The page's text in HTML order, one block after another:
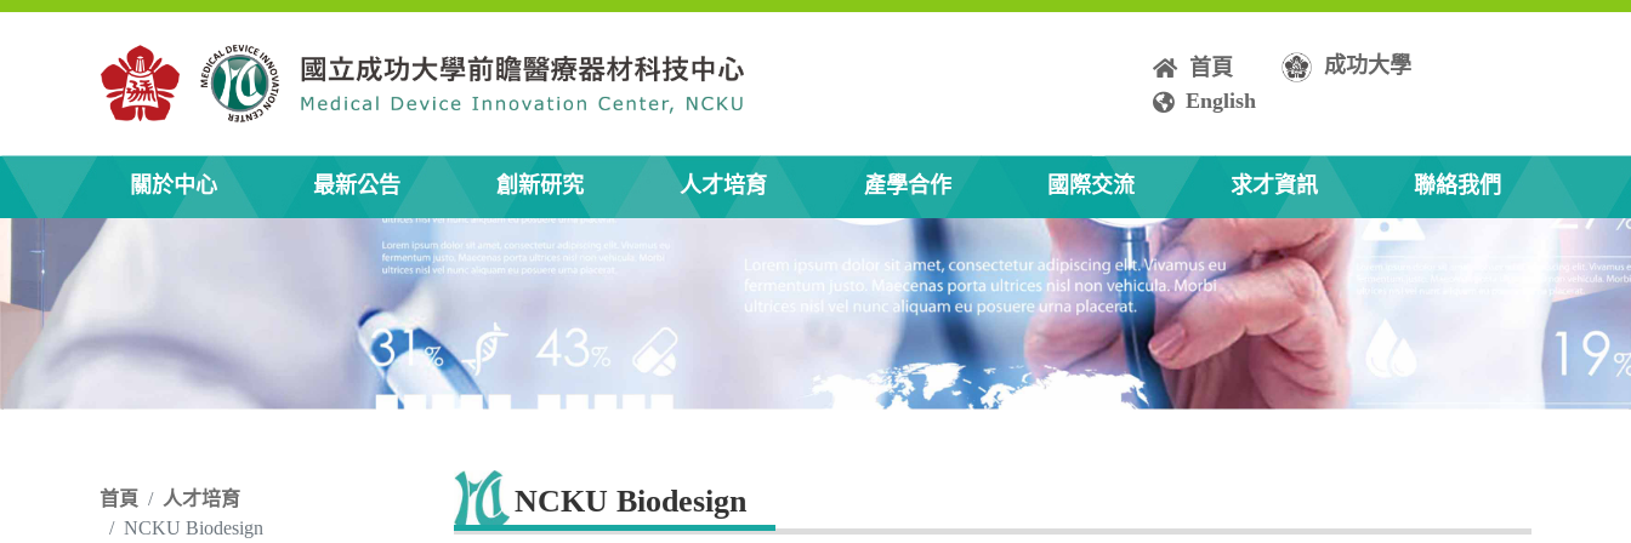
首頁
成功大學
English
關於中心 最新公告 創新研究 人才培育 產學合作 國際交流 求才資訊 聯絡我們
首頁
人才培育
NCKU Biodesign
NCKU Biodesign